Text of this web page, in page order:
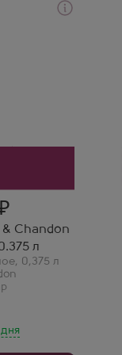
Chandon
л
, 0,375 л
Моэт